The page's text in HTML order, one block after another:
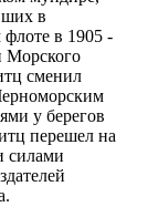
в
в 1905 -
Морского
сменил
у берегов
перешел на
силами